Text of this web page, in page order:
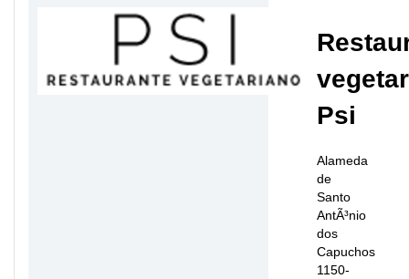
Psi
Alameda
de
Santo
AntÃ³nio
dos
Capuchos
1150-